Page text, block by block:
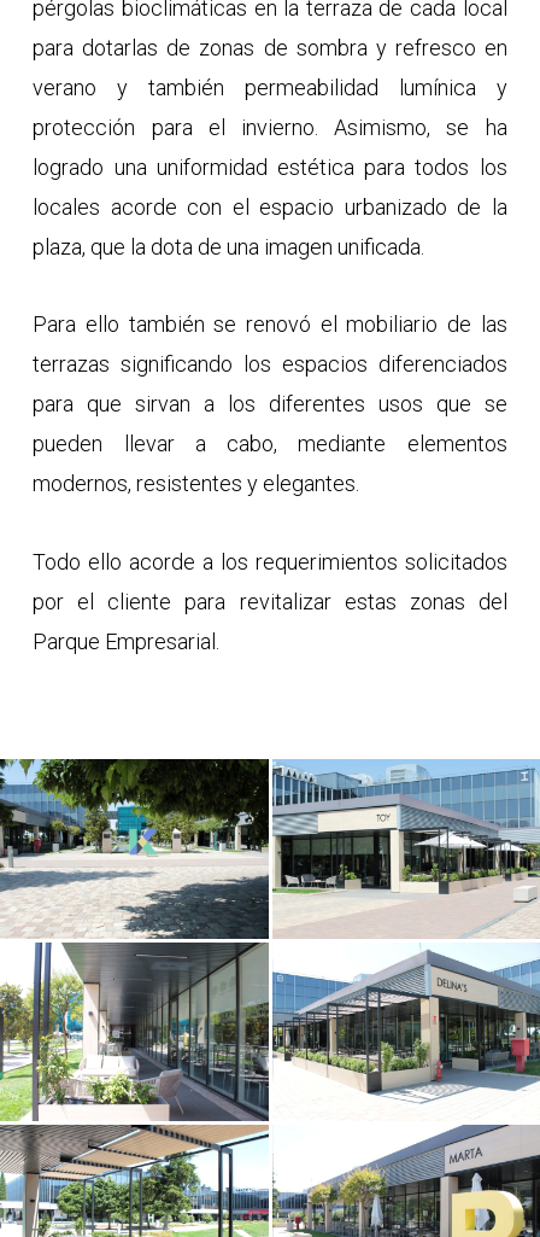
pérgolas bioclimáticas en la terraza de cada local
para dotarlas de zonas de sombra y refresco en
verano y también permeabilidad lumínica y
protección para el invierno. Asimismo, se ha
logrado una uniformidad estética para todos los
locales acorde con el espacio urbanizado de la
plaza, que la dota de una imagen unificada.
Para ello también se renovó el mobiliario de las
terrazas significando los espacios diferenciados
para que sirvan a los diferentes usos que se
pueden llevar a cabo, mediante elementos
modernos, resistentes y elegantes.
Todo ello acorde a los requerimientos solicitados
por el cliente para revitalizar estas zonas del
Parque Empresarial.